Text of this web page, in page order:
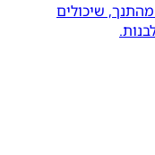
לבנות מהתנך, שיכולים